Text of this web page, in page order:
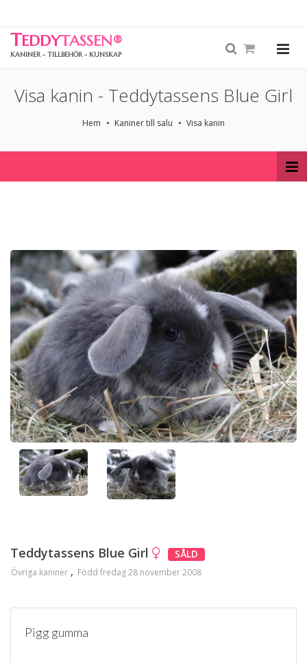
TEDDYTASSEN®
KANINER - TILLBEHÖR - KUNSKAP
Visa kanin - Teddytassens Blue Girl
Hem Kaniner till salu Visa kanin
Teddytassens Blue Girl SÅLD
Övriga kaniner Född fredag 28 november 2008
Pigg gumma